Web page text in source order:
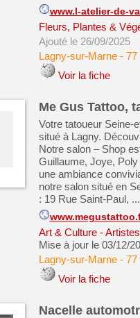
www.l-atelier-de-
Fleurs, Plantes &
Ajouté le 26/09/2025
Lagny-sur-Marne- 77
Voir la fiche
Me Gus Tattoo,
Votre tatoueur Seine-
situé à Lagny.
Notre salon – Shop
Guillaume, Joye,
une ambiance
notre salon situé en
: 19 Rue Saint-Paul, ...
Art & Culture -
Mise à jour le 03/12/
Lagny-sur-Marne- 77
Voir la fiche
Nacelle